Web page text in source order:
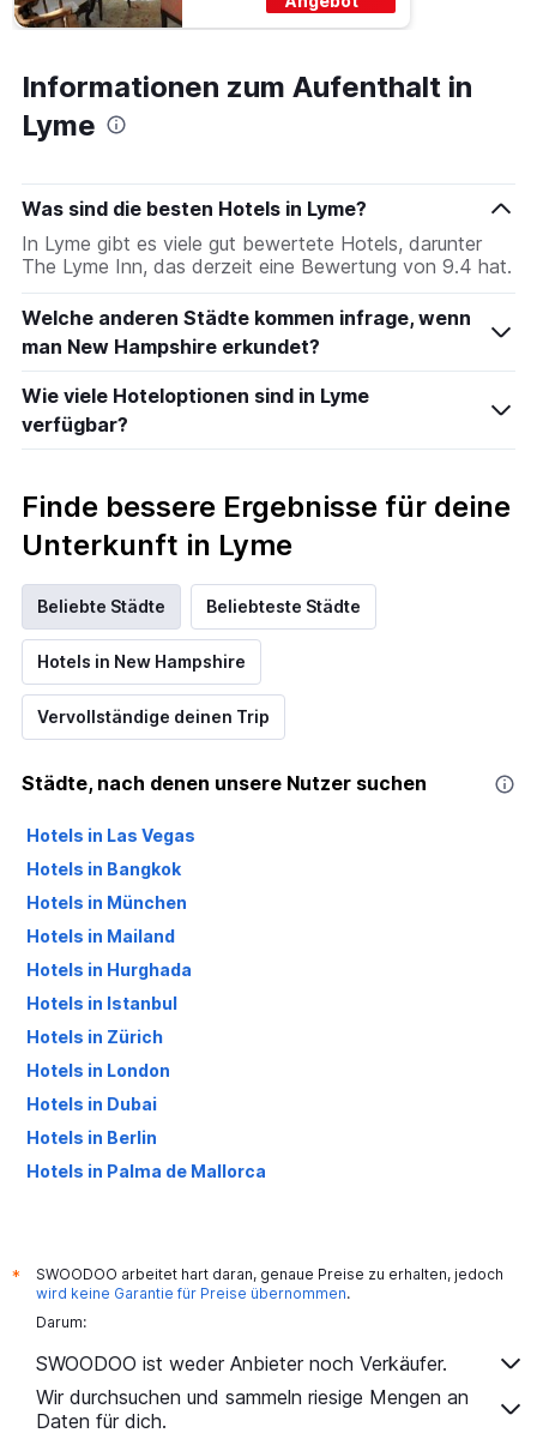
Informationen zum Aufenthalt in
Lyme
Was sind die besten Hotels in Lyme?
In Lyme gibt es viele gut bewertete Hotels, darunter
The Lyme Inn, das derzeit eine Bewertung von 9.4 hat.
Welche anderen Städte kommen infrage, wenn
man New Hampshire erkundet?
Wie viele Hoteloptionen sind in Lyme
verfügbar?
Finde bessere Ergebnisse für deine
Unterkunft in Lyme
Beliebte Städte Beliebteste Städte
Hotels in New Hampshire
Vervollständige deinen Trip
Städte, nach denen unsere Nutzer suchen
Hotels in Las Vegas
Hotels in Bangkok
Hotels in München
Hotels in Mailand
Hotels in Hurghada
Hotels in Istanbul
Hotels in Zürich
Hotels in London
Hotels in Dubai
Hotels in Berlin
Hotels in Palma de Mallorca
*
SWOODOO arbeitet hart daran, genaue Preise zu erhalten, jedoch
wird keine Garantie für Preise übernommen.
Darum:
SWOODOO ist weder Anbieter noch Verkäufer.
Wir durchsuchen und sammeln riesige Mengen an
Daten für dich.